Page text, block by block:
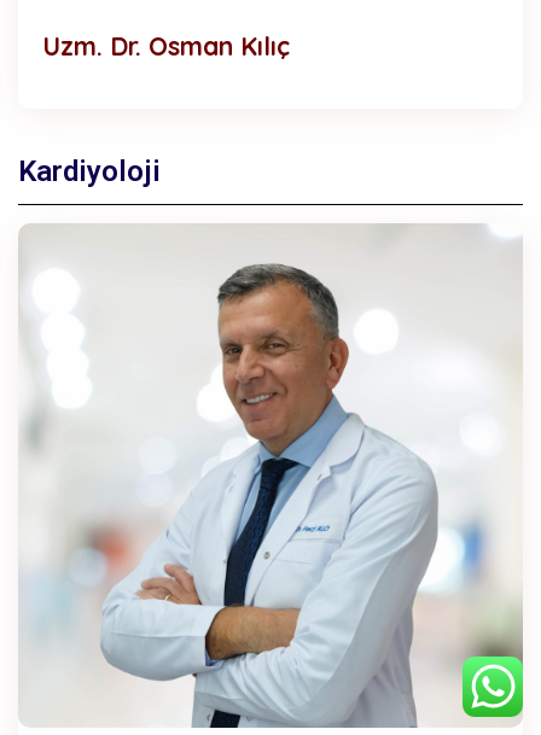
Uzm. Dr. Osman Kılıç
Kardiyoloji